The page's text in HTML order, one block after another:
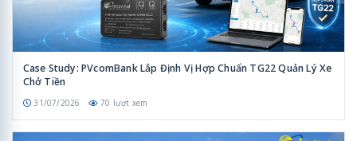
Case Study: PVcomBank Lắp Định Vị Hợp Chuẩn TG22 Quản Lý Xe
Chở Tiền
31/07/2026 70 lượt xem